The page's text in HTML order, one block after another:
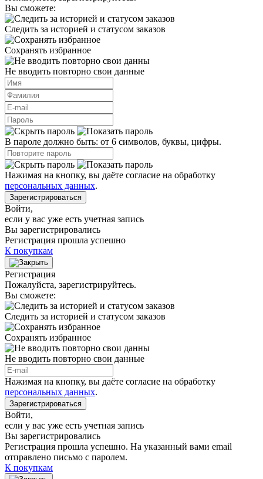
Вы сможете:
Следить за историей и статусом заказов
Сохранять избранное
Не вводить повторно свои данные
В пароле должно быть: от 6 символов, буквы, цифры.
Нажимая на кнопку, вы даёте согласие на обработку
персональных данных.
Зарегистрироваться
Войти,
если у вас уже есть учетная запись
Вы зарегистрировались
Регистрация прошла успешно
К покупкам
Регистрация
Пожалуйста, зарегистрируйтесь.
Вы сможете:
Следить за историей и статусом заказов
Сохранять избранное
Не вводить повторно свои данные
Нажимая на кнопку, вы даёте согласие на обработку
персональных данных.
Зарегистрироваться
Войти,
если у вас уже есть учетная запись
Вы зарегистрировались
Регистрация прошла успешно. На указанный вами email
отправлено письмо с паролем.
К покупкам